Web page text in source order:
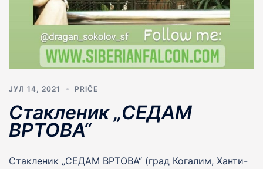
ЈУЛ 14, 2021 PRIČE
Стакленик „СЕДАМ
ВРТОВА“
Стакленик „СЕДАМ ВРТОВА“ (град Когалим, Ханти-